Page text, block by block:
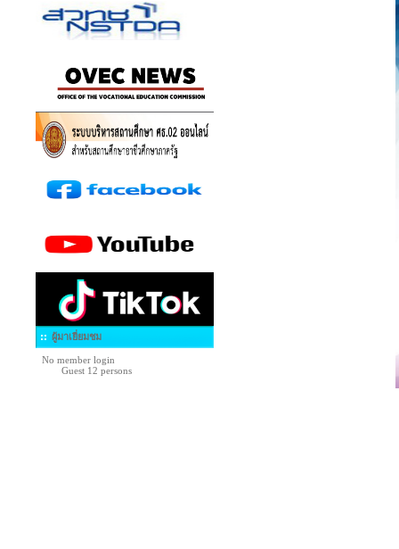
ผู้มาเยี่ยมชม
No member login
Guest 12 persons